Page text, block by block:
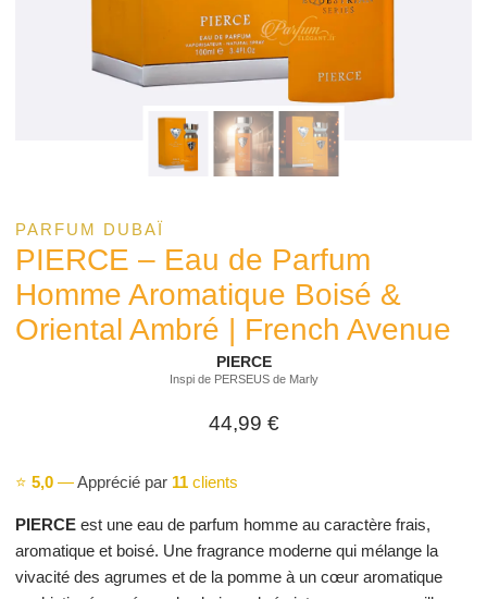
PARFUM DUBAÏ
PIERCE – Eau de Parfum
Homme Aromatique Boisé &
Oriental Ambré | French Avenue
PIERCE
Inspi de PERSEUS de Marly
44,99 €
⭐ 5,0—Apprécié par 11clients
PIERCEest une eau de parfum homme au caractère frais,
aromatique et boisé. Une fragrance moderne qui mélange la
vivacité des agrumes et de la pomme à un cœur aromatique